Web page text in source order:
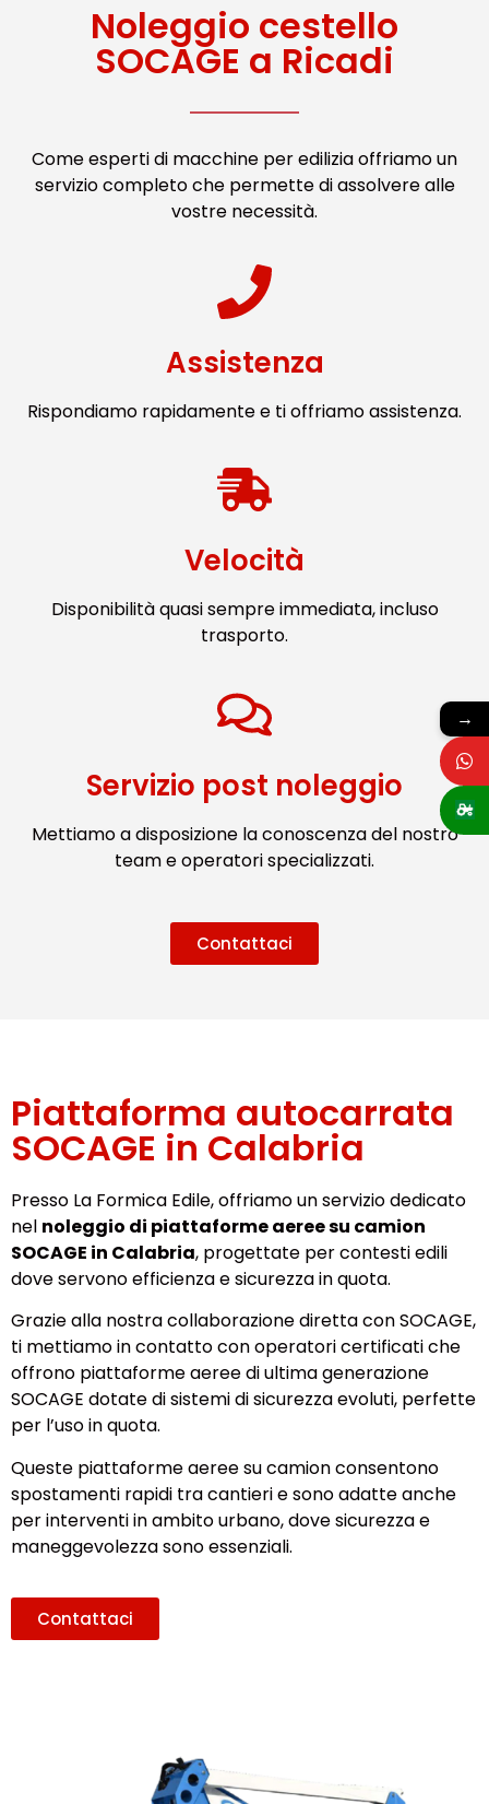
Noleggio cestello
SOCAGE a Ricadi
Come esperti di macchine per edilizia offriamo un
servizio completo che permette di assolvere alle
vostre necessità.
Assistenza
Rispondiamo rapidamente e ti offriamo assistenza.
Velocità
Disponibilità quasi sempre immediata, incluso
trasporto.
Servizio post noleggio
Mettiamo a disposizione la conoscenza del nostro
team e operatori specializzati.
Contattaci
Piattaforma autocarrata
SOCAGE in Calabria
Presso La Formica Edile, offriamo un servizio dedicato
nel noleggio di piattaforme aeree su camion
SOCAGE in Calabria, progettate per contesti edili
dove servono efficienza e sicurezza in quota.
Grazie alla nostra collaborazione diretta con SOCAGE,
ti mettiamo in contatto con operatori certificati che
offrono piattaforme aeree di ultima generazione
SOCAGE dotate di sistemi di sicurezza evoluti, perfette
per l’uso in quota.
Queste piattaforme aeree su camion consentono
spostamenti rapidi tra cantieri e sono adatte anche
per interventi in ambito urbano, dove sicurezza e
maneggevolezza sono essenziali.
Contattaci
→